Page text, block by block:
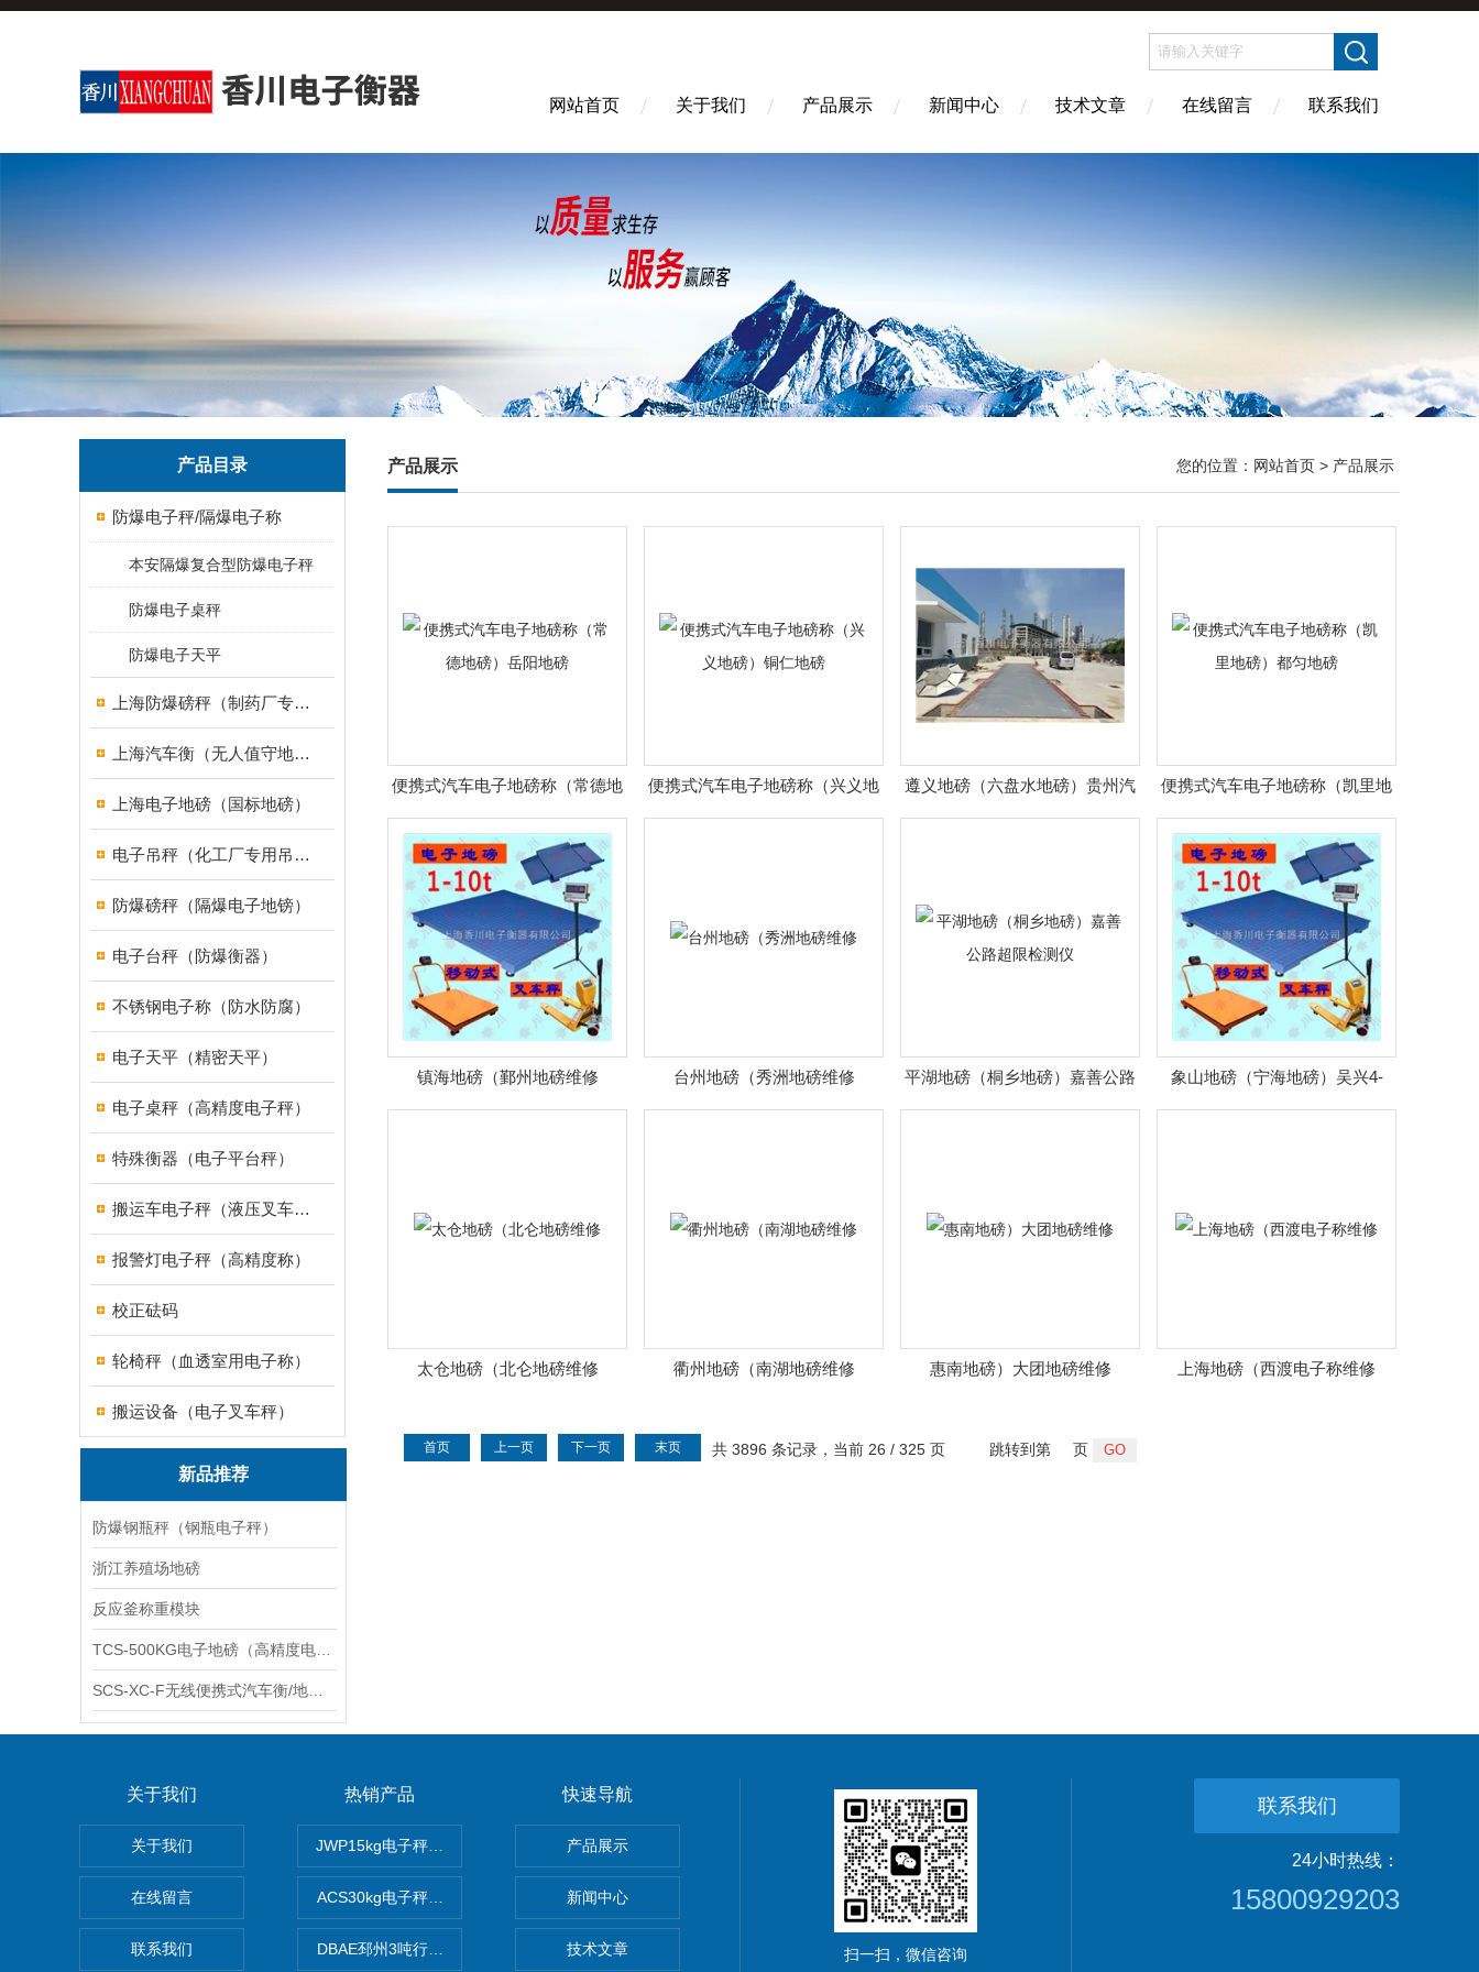
网站首页 关于我们 产品展示 新闻中心 技术文章 在线留言 联系我们
产品目录
防爆电子秤/隔爆电子称
本安隔爆复合型防爆电子秤
防爆电子桌秤
防爆电子天平
上海防爆磅秤（制药厂专用）
上海汽车衡（无人值守地磅）
上海电子地磅（国标地磅）
电子吊秤（化工厂专用吊秤）
防爆磅秤（隔爆电子地镑）
电子台秤（防爆衡器）
不锈钢电子称（防水防腐）
电子天平（精密天平）
电子桌秤（高精度电子秤）
特殊衡器（电子平台秤）
搬运车电子秤（液压叉车电子称）
报警灯电子秤（高精度称）
校正砝码
轮椅秤（血透室用电子称）
搬运设备（电子叉车秤）
新品推荐
防爆钢瓶秤（钢瓶电子秤）
浙江养殖场地磅
反应釜称重模块
产品展示 您的位置： 网站首页 > 产品展示
便携式汽车电子地磅称（常德地
磅）岳阳地磅
便携式汽车电子地磅称（兴义地
磅）铜仁地磅
遵义地磅（六盘水地磅）贵州汽
车电子地磅秤
便携式汽车电子地磅称（凯里地
磅）都匀地磅
镇海地磅（鄞州地磅维修 台州地磅（秀洲地磅维修
平湖地磅（桐乡地磅）嘉善公路
超限检测仪
象山地磅（宁海地磅）吴兴4-
20mA电流信号输出电子地磅
太仓地磅（北仑地磅维修 衢州地磅（南湖地磅维修 惠南地磅）大团地磅维修 上海地磅（西渡电子称维修
共 3896 条记录，当前 26 / 325 页
首页 上一页 下一页 末页 跳转到第 页
关于我们
关于我们
在线留言
联系我们
热销产品
JWP15kg电子秤价格,15公斤电子秤价钱,15KG电子称报价
ACS30kg电子秤价格,30公斤电子秤价钱,30KG电子称报价
DBAE邳州3吨行车电子吊秤、常州10吨行车电子吊秤、金坛15吨电子吊钩秤厂价优惠
快速导航
产品展示
新闻中心
技术文章 扫一扫，微信咨询
联系我们
24小时热线：
15800929203